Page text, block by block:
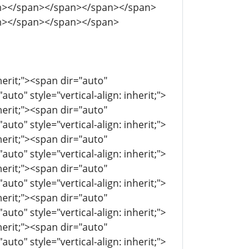
span></span></span></span>
span></span></span>
dir="auto"
style="vertical-align: inherit;">
dir="auto"
style="vertical-align: inherit;">
dir="auto"
style="vertical-align: inherit;">
dir="auto"
style="vertical-align: inherit;">
dir="auto"
style="vertical-align: inherit;">
dir="auto"
style="vertical-align: inherit;">